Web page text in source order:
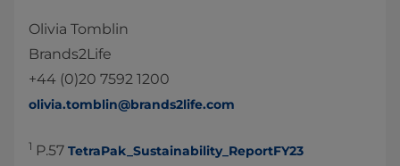
Olivia Tomblin
Brands2Life
+44 (0)20 7592 1200
olivia.tomblin@brands2life.com
1 P.57 TetraPak_Sustainability_ReportFY23